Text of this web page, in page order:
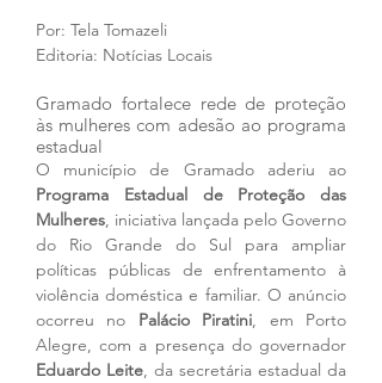
Por: Tela Tomazeli
Editoria: Notícias Locais
Gramado fortalece rede de proteção
às mulheres com adesão ao programa
estadual
Programa Estadual de Proteção das
Mulheres, iniciativa lançada pelo Governo
do Rio Grande do Sul para ampliar
políticas públicas de enfrentamento à
violência doméstica e familiar. O anúncio
ocorreu no Palácio Piratini, em Porto
Eduardo Leite, da secretária estadual da